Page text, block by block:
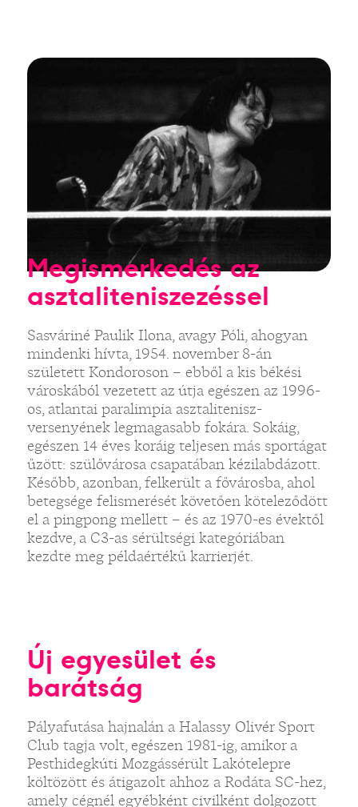
Megismerkedés az
asztaliteniszezéssel
Sasváriné Paulik Ilona, avagy Póli, ahogyan
mindenki hívta, 1954. november 8-án
született Kondoroson – ebből a kis békési
városkából vezetett az útja egészen az 1996-
os, atlantai paralimpia asztalitenisz-
versenyének legmagasabb fokára. Sokáig,
egészen 14 éves koráig teljesen más sportágat
űzött: szülővárosa csapatában kézilabdázott.
Később, azonban, felkerült a fővárosba, ahol
betegsége felismerését követően köteleződött
el a pingpong mellett – és az 1970-es évektől
kezdve, a C3-as sérültségi kategóriában
kezdte meg példaértékű karrierjét.
Új egyesület és
barátság
Pályafutása hajnalán a Halassy Olivér Sport
Club tagja volt, egészen 1981-ig, amikor a
Pesthidegkúti Mozgássérült Lakótelepre
költözött és átigazolt ahhoz a Rodáta SC-hez,
amely cégnél egyébként civilként dolgozott